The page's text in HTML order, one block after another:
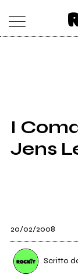
SHOP
RADIO
I
Jens
20/02/2008
Scritto